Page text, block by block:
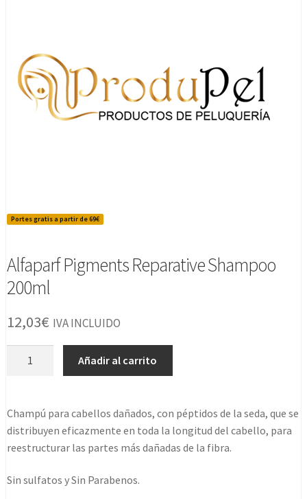
Portes gratis a partir de 69€
Alfaparf Pigments Reparative Shampoo
200ml
12,03€ IVA INCLUIDO
200ml
cantidad
Añadir al carrito
Champú para cabellos dañados, con péptidos de la seda, que se
distribuyen eficazmente en toda la longitud del cabello, para
reestructurar las partes más dañadas de la fibra.
Sin sulfatos y Sin Parabenos.